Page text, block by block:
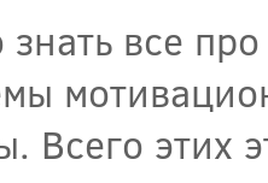
знать все
Всего этих